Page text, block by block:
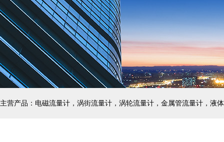
主营产品：电磁流量计，涡街流量计，涡轮流量计，金属管流量计，液